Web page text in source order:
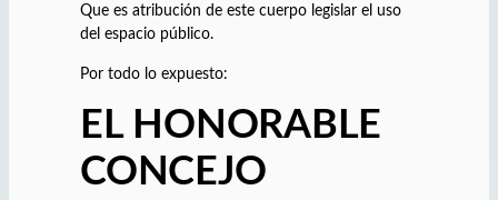
Que es atribución de este cuerpo legislar el uso
del espacio público.
Por todo lo expuesto:
EL HONORABLE
CONCEJO